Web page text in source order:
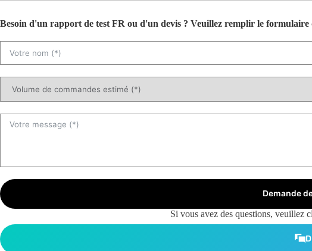
Besoin d'un rapport de test FR ou d'un devis ? Veuillez remplir le formulaire
Demande
Si vous avez des questions, veuillez